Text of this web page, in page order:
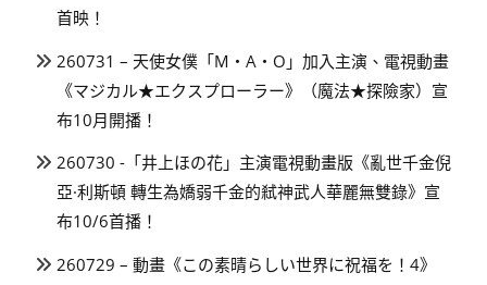
首映！
260731 – 天使女僕「M・A・O」加入主演、電視動畫
《マジカル★エクスプローラー》（魔法★探險家）宣
布10月開播！
260730 -「井上ほの花」主演電視動畫版《亂世千金倪
亞·利斯頓 轉生為嬌弱千金的弒神武人華麗無雙錄》宣
布10/6首播！
260729 – 動畫《この素晴らしい世界に祝福を！4》